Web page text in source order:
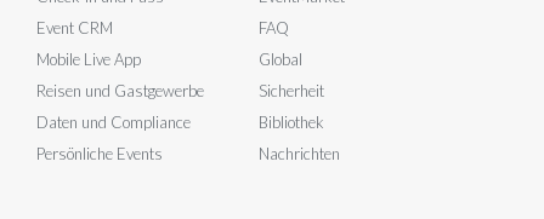
Event CRM
Mobile Live App
Reisen und Gastgewerbe
Daten und Compliance
Persönliche Events
FAQ
Global
Sicherheit
Bibliothek
Nachrichten